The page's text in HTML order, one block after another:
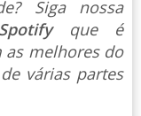
Siga nossa
que é
as melhores do
várias partes